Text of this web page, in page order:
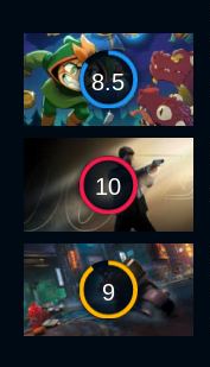
8.5
10
9